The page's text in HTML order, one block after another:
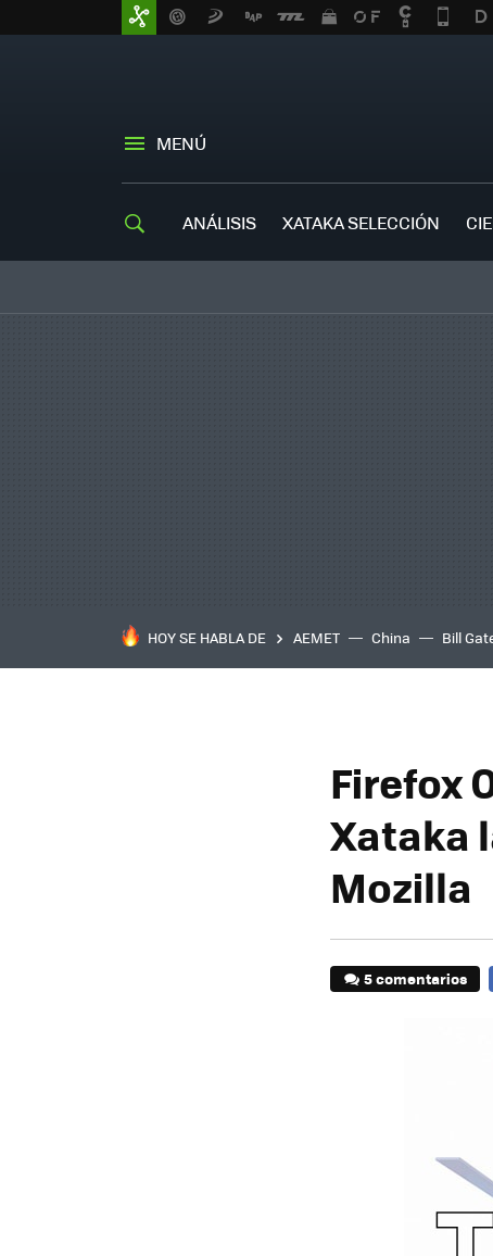
MENÚ
ANÁLISIS XATAKA SELECCIÓN
HOY SE HABLA DE AEMET China Bill
Firefox
Xataka
Mozilla
5 comentarios